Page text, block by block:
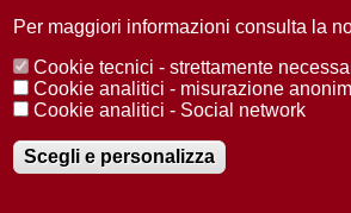
Redazione Copyright Privacy
Area
© 2025 Università di Padova
Registrazione presso il Tribunale di Padova n.
2012
Per maggiori informazioni consulta la
Cookie tecnici - strettamente
Cookie analitici - misurazione
Cookie analitici - Social network
Scegli e personalizza